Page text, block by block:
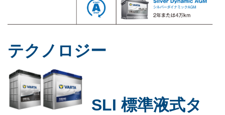
テクノロジー
SLI 標準液式タ